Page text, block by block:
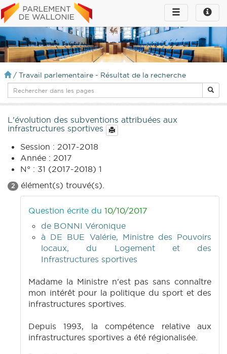
Toggle
infos
Toggle
navigation
/ Travail parlementaire - Résultat de la recherche
L'évolution des subventions attribuées aux
infrastructures sportives
Session : 2017-2018
Année : 2017
N° : 31 (2017-2018) 1
2 élément(s) trouvé(s).
Question écrite du 10/10/2017
de BONNI Véronique
à DE BUE Valérie, Ministre des Pouvoirs
locaux, du Logement et des
Infrastructures sportives
Madame la Ministre n'est pas sans connaître
mon intérêt pour la politique du sport et des
infrastructures sportives.
Depuis 1993, la compétence relative aux
infrastructures sportives a été régionalisée.